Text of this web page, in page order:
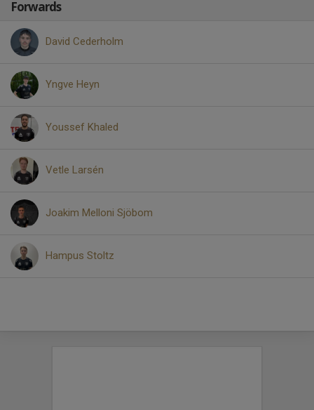
Forwards
David Cederholm
Yngve Heyn
Youssef Khaled
Vetle Larsén
Joakim Melloni Sjöbom
Hampus Stoltz